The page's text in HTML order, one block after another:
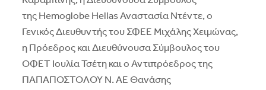
της Hemoglobe Hellas Αναστασία Ντέντε, ο
Γενικός Διευθυντής του ΣΦΕΕ Μιχάλης Χειμώνας,
η Πρόεδρος και Διευθύνουσα Σύμβουλος του
ΟΦΕΤ Ιουλία Τσέτη και ο Αντιπρόεδρος της
ΠΑΠΑΠΟΣΤΟΛΟΥ Ν. ΑΕ Θανάσης